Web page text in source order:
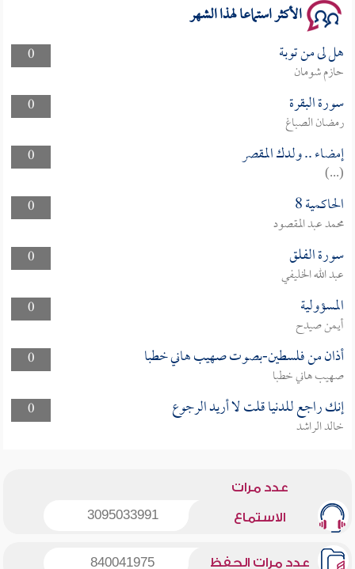
الأكثر استماعا لهذا الشهر
0 هل لى من توبة
حازم شومان
0
سورة البقرة
رمضان الصباغ
0
إمضاء .. ولدك المقصر
(...)
0
الحاكمية 8
محمد عبد المقصود
0
سورة الفلق
عبد الله الخليفي
0
المسؤولية
أيمن صيدح
0
أذان من فلسطين-بصوت صهيب هاني خطبا
صهيب هاني خطبا
0
إنك راجع للدنيا قلت لا أريد الرجوع
خالد الراشد
عدد مرات
الاستماع 3095033991
عدد مرات الحفظ 840041975